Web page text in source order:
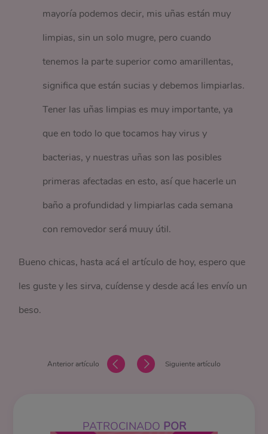
mayoría podemos decir, mis uñas están muy
limpias, sin un solo mugre, pero cuando
tenemos la parte superior como amarillentas,
significa que están sucias y debemos limpiarlas.
Tener las uñas limpias es muy importante, ya
que en todo lo que tocamos hay virus y
bacterias, y nuestras uñas son las posibles
primeras afectadas en esto, así que hacerle un
baño a profundidad y limpiarlas cada semana
con removedor será muuy útil.
Bueno chicas, hasta acá el artículo de hoy, espero que
les guste y les sirva, cuídense y desde acá les envío un
beso.
Anterior artículo Siguiente artículo
PATROCINADO POR